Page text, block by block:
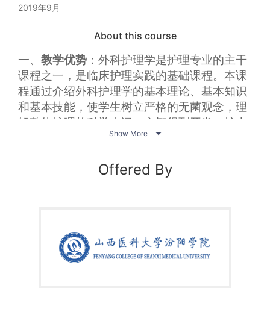
2019年9月
About this course
一、 教学优势 ：外科护理学是护理专业的主干
课程之一，是临床护理实践的基础课程。本课
程通过介绍外科护理学的基本理论、基本知识
和基本技能，使学生树立严格的无菌观念，理
解整体护理的科学内涵，心智得到开发，护士
素质和护理道德得到培养，并能运用上述有关
与实施整体护理，为学生将来的临床工作打下
临床表现、诊断要点和治疗方法；掌握其护理
评估、护理诊断和护理措施（包括观察和识别
病情变化、配合临床检查、做好有关诊断和治
Show More 
Offered By